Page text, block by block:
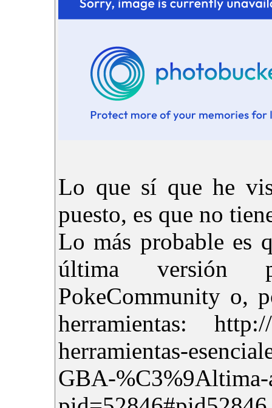
Lo que sí que he
puesto, es que no
Lo más probable es
última versión
PokeCommunity o,
herramientas: http://
herramientas-
GBA-%C3%9Altima-